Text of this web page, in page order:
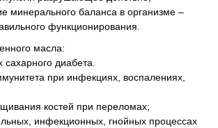
минерального баланса в организме –
функционирования.
масла:
сахарного диабета.
при инфекциях, воспалениях,
костей при переломах;
инфекционных, гнойных процессах